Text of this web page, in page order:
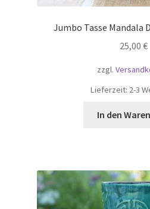
Jumbo Tasse Mandala
25,00 €
zzgl.
Lieferzeit: 2-3
In den